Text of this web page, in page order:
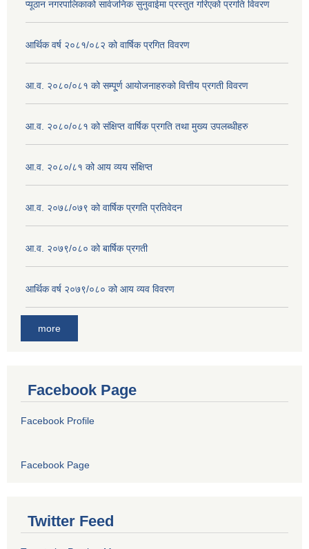
प्यूठान नगरपालिकाको सार्वजनिक सुनुवाईमा प्रस्तुत गरिएको प्रगति विवरण
आर्थिक वर्ष २०८१/०८२ को वार्षिक प्रगित विवरण
आ.व. २०८०/०८१ को सम्पू्र्ण आयोजनाहरुको वित्तीय प्रगती विवरण
आ.व. २०८०/०८१ को संक्षिप्त वार्षिक प्रगति तथा मुख्य उपलब्धीहरु
आ.व. २०८०/८१ को आय व्यय संक्षिप्त
आ.व. २०७८/०७९ को वार्षिक प्रगति प्रतिवेदन
आ.व. २०७९/०८० को बार्षिक प्रगती
आर्थिक वर्ष २०७९/०८० को आय व्यव विवरण
more
Facebook Page
Facebook Profile
Facebook Page
Twitter Feed